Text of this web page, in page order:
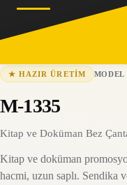
★HAZIR ÜRETIM MODEL
M-1335
Kitap ve Doküman Bez
Kitap ve doküman
hacmi, uzun saplı. Sendika